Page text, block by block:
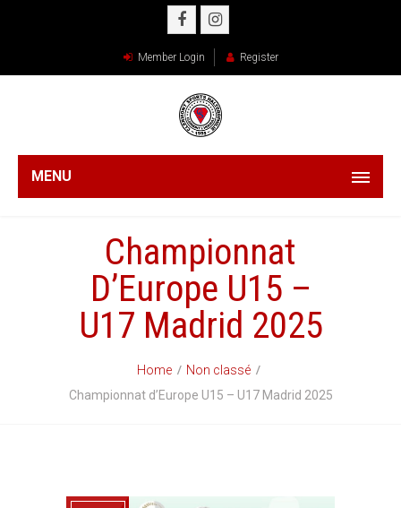
Member Login Register
MENU
Championnat
D’Europe U15 –
U17 Madrid 2025
Home
Non classé
Championnat d’Europe U15 – U17 Madrid 2025